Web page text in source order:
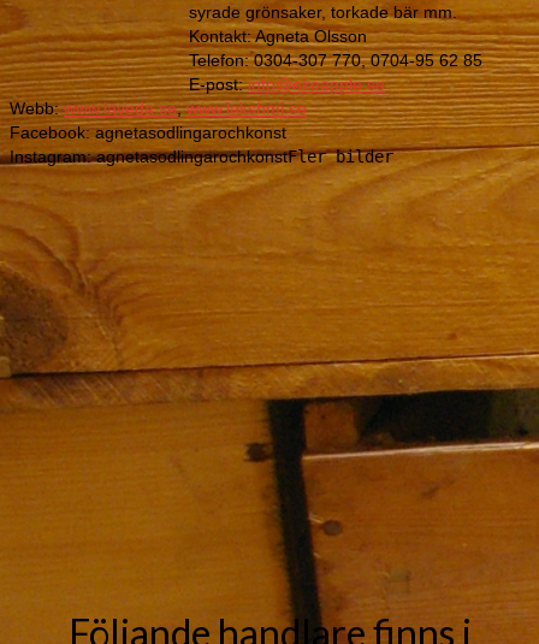
syrade grönsaker, torkade bär mm.
Kontakt: Agneta Olsson
Telefon: 0304-307 770, 0704-95 62 85
E-post:info@ekoapple.se
Webb:www.laveda.se,www.lakshmi.se
Facebook: agnetasodlingarochkonst
Instagram: agnetasodlingarochkonstFler bilder
Följande handlare finns i
saluhallen utvalda dagar
Africraft.se